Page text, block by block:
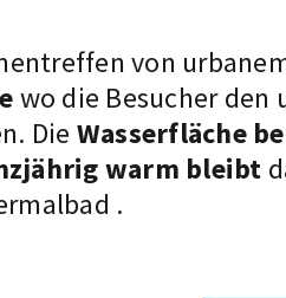
von
wo die Besucher
Die Wasserfläche
warm bleibt
.